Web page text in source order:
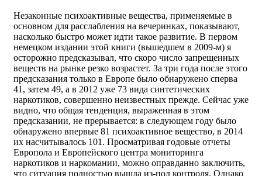
Незаконные психоактивные вещества, применяемые в
основном для расслабления на вечеринках, показывают,
насколько быстро может идти такое развитие. В первом
немецком издании этой книги (вышедшем в 2009-м) я
осторожно предсказывал, что скоро число запрещенных
веществ на рынке резко возрастет. За три года после этого
предсказания только в Европе было обнаружено сперва
41, затем 49, а в 2012 уже 73 вида синтетических
наркотиков, совершенно неизвестных прежде. Сейчас уже
видно, что общая тенденция, выраженная в этом
предсказании, не прерывается: в следующем году было
обнаружено впервые 81 психоактивное вещество, в 2014
их насчитывалось 101. Просматривая годовые отчеты
Европола и Европейского центра мониторинга
наркотиков и наркомании, можно оправданно заключить,
что ситуация полностью вышла из-под контроля. Однако